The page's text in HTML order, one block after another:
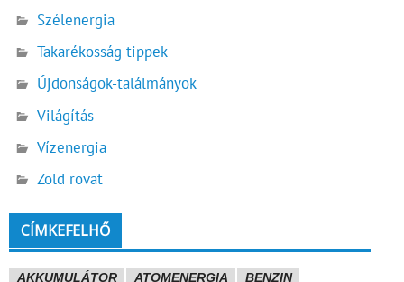
Szélenergia
Takarékosság tippek
Újdonságok-találmányok
Világítás
Vízenergia
Zöld rovat
CÍMKEFELHŐ
AKKUMULÁTOR ATOMENERGIA
BENZIN